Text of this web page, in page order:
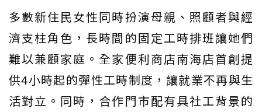
多數新住民女性同時扮演母親、照顧者與經
濟支柱角色，長時間的固定工時排班讓她們
難以兼顧家庭。全家便利商店南海店首創提
供4小時起的彈性工時制度，讓就業不再與生
活對立。同時，合作門市配有具社工背景的